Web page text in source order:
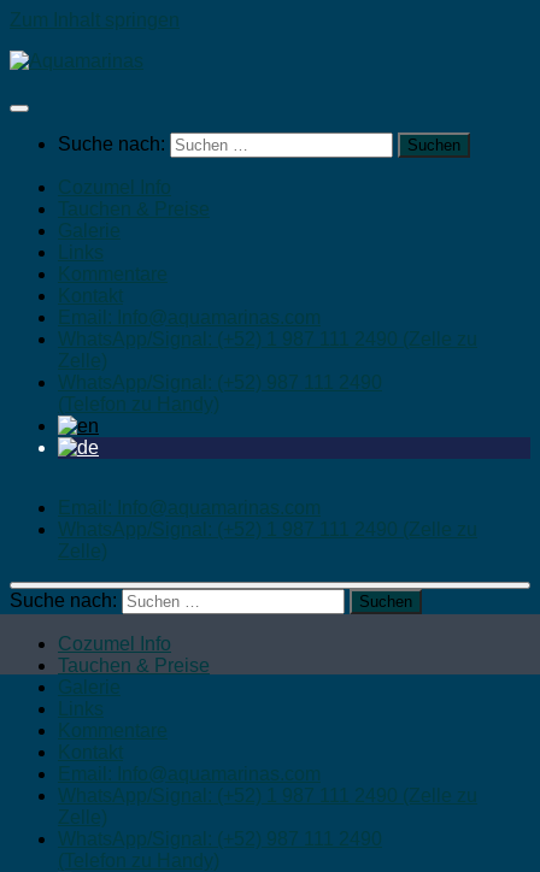
Zum Inhalt springen
Suche nach:
Cozumel Info
Tauchen & Preise
Galerie
Links
Kommentare
Kontakt
Email: Info@aquamarinas.com
WhatsApp/Signal: (+52) 1 987 111 2490 (Zelle zu
Zelle)
WhatsApp/Signal: (+52) 987 111 2490
(Telefon zu Handy)
Email: Info@aquamarinas.com
WhatsApp/Signal: (+52) 1 987 111 2490 (Zelle zu
Zelle)
Suche nach:
Cozumel Info
Tauchen & Preise
Galerie
Links
Kommentare
Kontakt
Email: Info@aquamarinas.com
WhatsApp/Signal: (+52) 1 987 111 2490 (Zelle zu
Zelle)
WhatsApp/Signal: (+52) 987 111 2490
(Telefon zu Handy)